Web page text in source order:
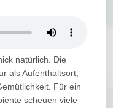
natürlich. Die
als Aufenthaltsort,
Für ein
scheuen viele